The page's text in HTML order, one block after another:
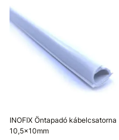
INOFIX Öntapadó kábelcsatorna
10,5x10mm